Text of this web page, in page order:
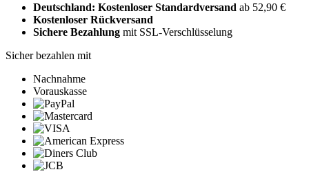
Deutschland: Kostenloser Standardversand ab 52,90 €
Kostenloser Rückversand
Sichere Bezahlung mit SSL-Verschlüsselung
Sicher bezahlen mit
Nachnahme
Vorauskasse